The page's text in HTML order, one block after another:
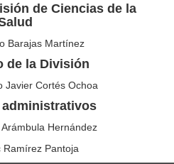
de Ciencias de la
Barajas Martínez
de la División
Javier Cortés Ochoa
Hernández
Ramírez Pantoja